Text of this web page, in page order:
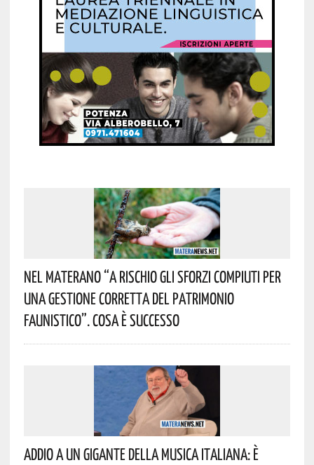
Nel Materano “a Rischio Gli Sforzi Compiuti Per
Una Gestione Corretta Del Patrimonio
Faunistico”. Cosa È Successo
Addio A Un Gigante Della Musica Italiana: È